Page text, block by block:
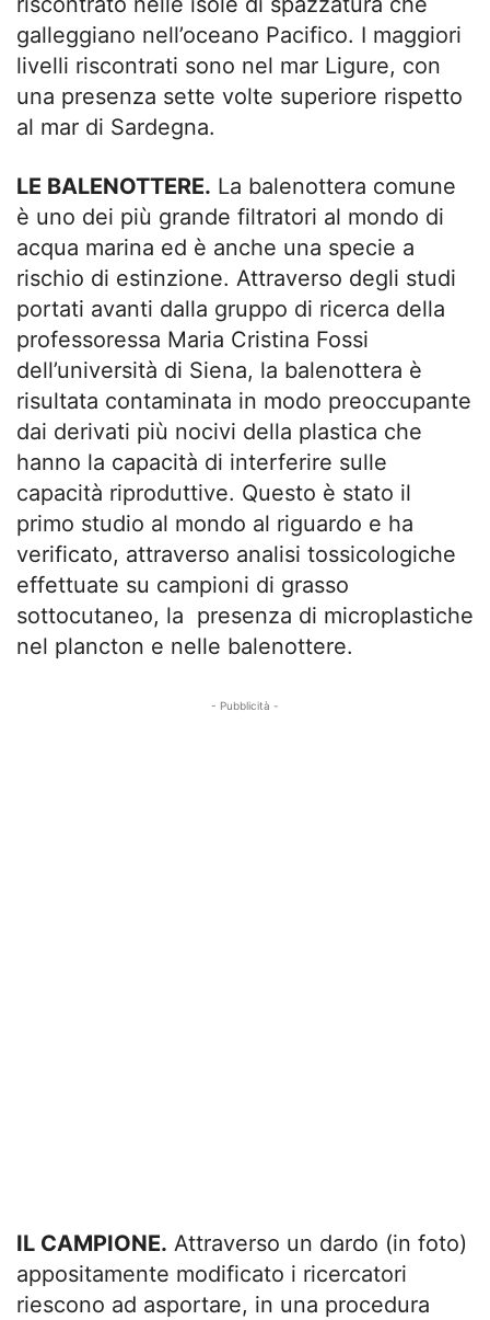
galleggiano nell’oceano Pacifico. I maggiori
livelli riscontrati sono nel mar Ligure, con
una presenza sette volte superiore rispetto
al mar di Sardegna.
LE BALENOTTERE. La balenottera comune
è uno dei più grande filtratori al mondo di
acqua marina ed è anche una specie a
rischio di estinzione. Attraverso degli studi
portati avanti dalla gruppo di ricerca della
professoressa Maria Cristina Fossi
dell’università di Siena, la balenottera è
risultata contaminata in modo preoccupante
dai derivati più nocivi della plastica che
hanno la capacità di interferire sulle
capacità riproduttive. Questo è stato il
primo studio al mondo al riguardo e ha
verificato, attraverso analisi tossicologiche
effettuate su campioni di grasso
sottocutaneo, la presenza di microplastiche
nel plancton e nelle balenottere.
- Pubblicità -
IL CAMPIONE. Attraverso un dardo (in foto)
appositamente modificato i ricercatori
riescono ad asportare, in una procedura